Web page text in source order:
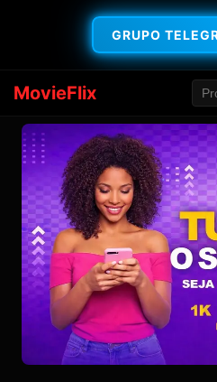
GRUPO
MovieFlix